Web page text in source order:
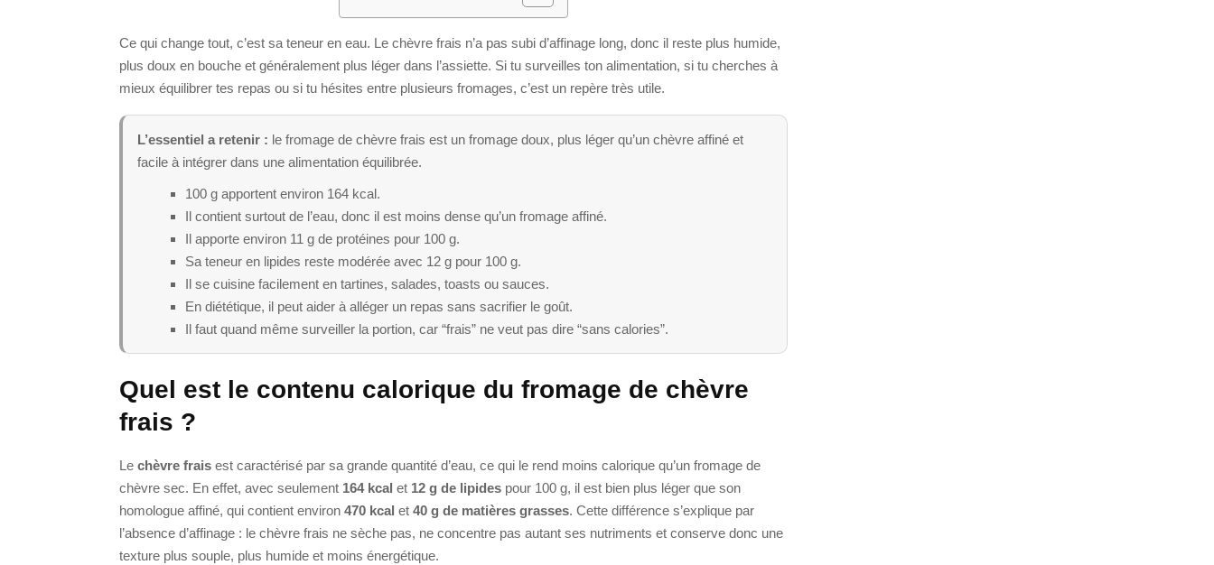
Ce qui change tout, c’est sa teneur en eau. Le chèvre frais n’a pas subi d’affinage long, donc il reste plus humide,
plus doux en bouche et généralement plus léger dans l’assiette. Si tu surveilles ton alimentation, si tu cherches à
mieux équilibrer tes repas ou si tu hésites entre plusieurs fromages, c’est un repère très utile.
L’essentiel a retenir : le fromage de chèvre frais est un fromage doux, plus léger qu’un chèvre affiné et
facile à intégrer dans une alimentation équilibrée.
100 g apportent environ 164 kcal.
Il contient surtout de l’eau, donc il est moins dense qu’un fromage affiné.
Il apporte environ 11 g de protéines pour 100 g.
Sa teneur en lipides reste modérée avec 12 g pour 100 g.
Il se cuisine facilement en tartines, salades, toasts ou sauces.
En diététique, il peut aider à alléger un repas sans sacrifier le goût.
Il faut quand même surveiller la portion, car “frais” ne veut pas dire “sans calories”.
Quel est le contenu calorique du fromage de chèvre
frais ?
Le chèvre frais est caractérisé par sa grande quantité d’eau, ce qui le rend moins calorique qu’un fromage de
chèvre sec. En effet, avec seulement 164 kcal et 12 g de lipides pour 100 g, il est bien plus léger que son
homologue affiné, qui contient environ 470 kcal et 40 g de matières grasses. Cette différence s’explique par
l’absence d’affinage : le chèvre frais ne sèche pas, ne concentre pas autant ses nutriments et conserve donc une
texture plus souple, plus humide et moins énergétique.